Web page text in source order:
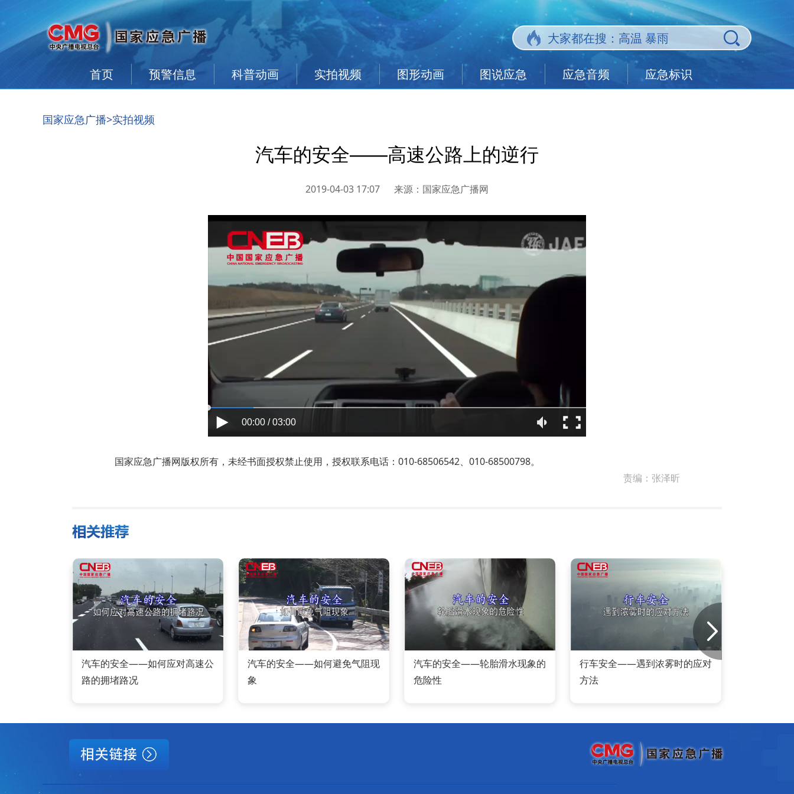
首页 预警信息 科普动画 实拍视频 图形动画 图说应急 应急音频 应急标识
国家应急广播>实拍视频
汽车的安全——高速公路上的逆行
2019-04-03 17:07 来源： 国家应急广播网
00:00 / 03:00
国家应急广播网版权所有，未经书面授权禁止使用，授权联系电话：010-68506542、010-68500798。
责编： 张泽昕
汽车的安全——如何应对高速公
路的拥堵路况
汽车的安全——如何避免气阻现
象
汽车的安全——轮胎滑水现象的
危险性
行车安全——遇到浓雾时的应对
方法